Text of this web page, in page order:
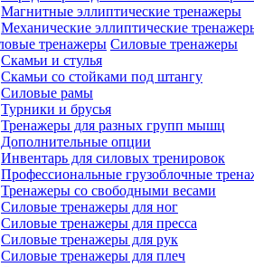
Магнитные эллиптические тренажеры
Механические эллиптические
Силовые тренажеры
Скамьи и стулья
Скамьи со стойками под штангу
Силовые рамы
Турники и брусья
Тренажеры для разных групп мышц
Дополнительные опции
Инвентарь для силовых тренировок
Профессиональные грузоблочные
Тренажеры со свободными весами
Силовые тренажеры для ног
Силовые тренажеры для пресса
Силовые тренажеры для рук
Силовые тренажеры для плеч